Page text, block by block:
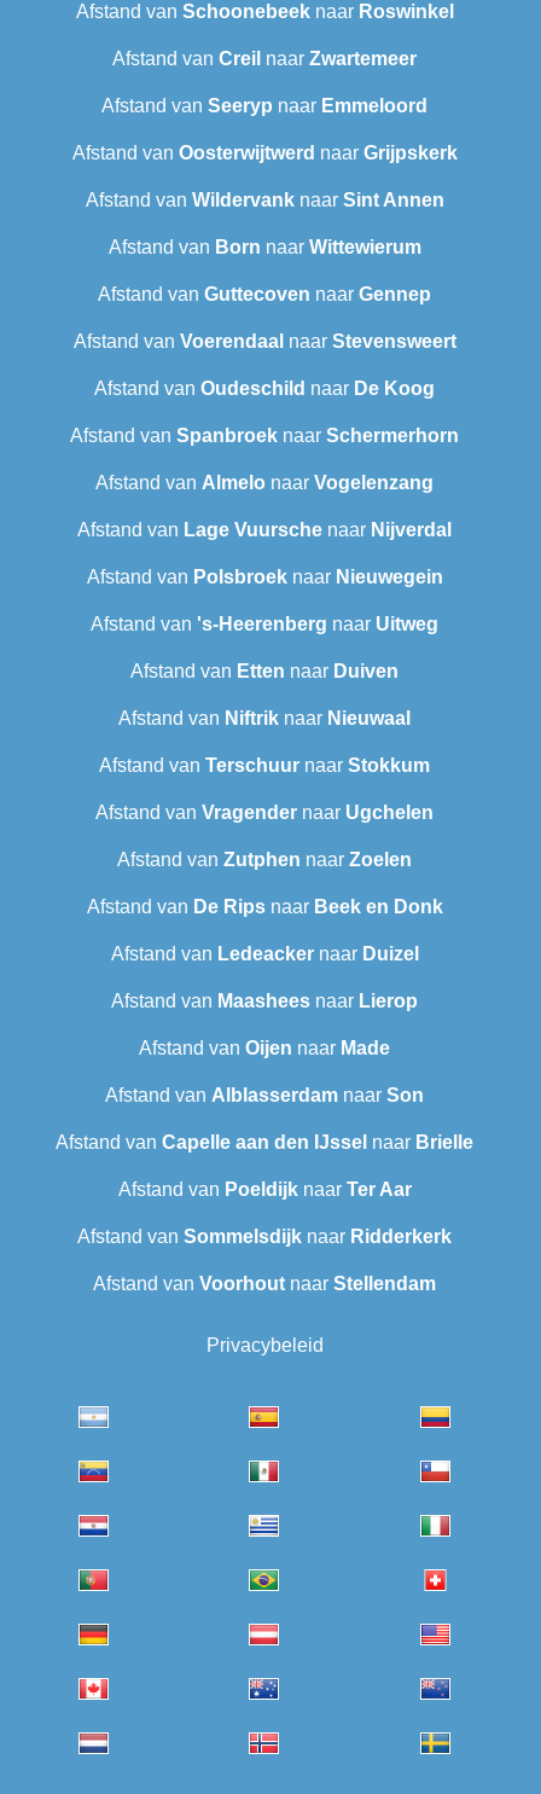
Afstand van Schoonebeeknaar Roswinkel
Afstand van Creil naar Zwartemeer
Afstand van Seeryp naar Emmeloord
Afstand van Oosterwijtwerd naar Grijpskerk
Afstand van Wildervanknaar Sint Annen
Afstand van Born naar Wittewierum
Afstand van Guttecoven naar Gennep
Afstand van Voerendaal naar Stevensweert
Afstand van Oudeschild naar De Koog
Afstand van Spanbroek naar Schermerhorn
Afstand van Almelo naar Vogelenzang
Afstand van Lage Vuursche naar Nijverdal
Afstand van Polsbroeknaar Nieuwegein
Afstand van 's-Heerenberg naar Uitweg
Afstand van Etten naar Duiven
Afstand van Niftrik naar Nieuwaal
Afstand van Terschuur naar Stokkum
Afstand van Vragender naar Ugchelen
Afstand van Zutphen naar Zoelen
Afstand van De Ripsnaar Beek en Donk
Afstand van Ledeackernaar Duizel
Afstand van Maashees naar Lierop
Afstand van Oijen naar Made
Afstand van Alblasserdam naar Son
Afstand van Capelle aan den IJssel naar Brielle
Afstand van Poeldijknaar Ter Aar
Afstand van Sommelsdijk naar Ridderkerk
Afstand van Voorhout naar Stellendam
Privacybeleid